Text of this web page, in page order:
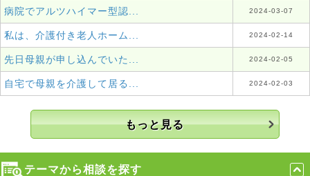
病院でアルツハイマー型認... 2024-03-07
私は、介護付き老人ホーム... 2024-02-14
先日母親が申し込んでいた... 2024-02-05
自宅で母親を介護して居る... 2024-02-03
もっと見る
テーマから相談を探す